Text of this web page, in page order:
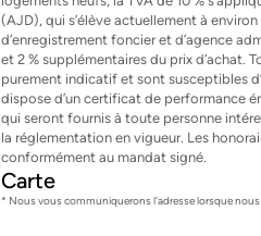
(AJD), qui s’élève actuellement à
d’enregistrement foncier et d’agence
et 2 % supplémentaires du prix d’achat.
purement indicatif et sont susceptibles
dispose d’un certificat de performance
qui seront fournis à toute personne
la réglementation en vigueur. Les
conformément au mandat signé.
Carte
* Nous vous communiquerons l'adresse lorsque